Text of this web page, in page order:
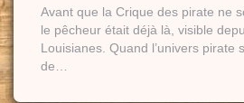
Avant que la Crique des pirate ne
le pêcheur était déjà là, visible
Louisianes. Quand l’univers pirate
de…